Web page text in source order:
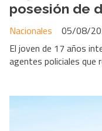
posesión de
Nacionales
05/08/
El joven de 17 años
agentes policiales que